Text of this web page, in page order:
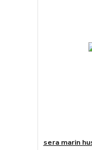
sera marin